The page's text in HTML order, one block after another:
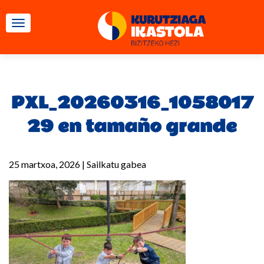
TOGGLE NAVIGATION
PXL_20260316_1058017
29 en tamaño grande
25 martxoa, 2026 | Sailkatu gabea